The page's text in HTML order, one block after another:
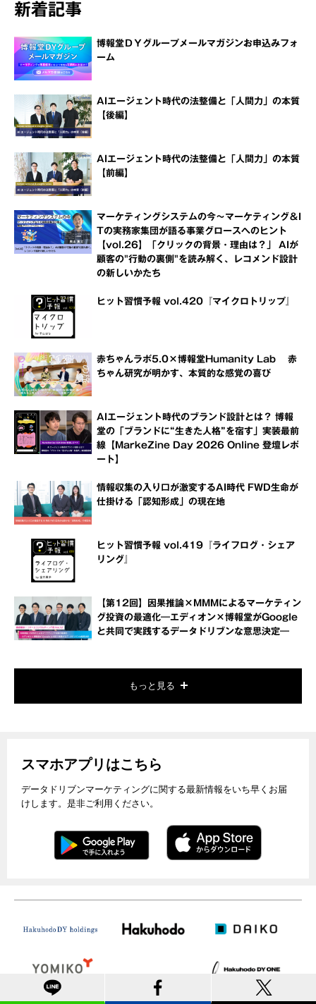
新着記事
博報堂ＤＹグループメールマガジンお申込みフォ
ーム
AIエージェント時代の法整備と「人間力」の本質
【後編】
AIエージェント時代の法整備と「人間力」の本質
【前編】
マーケティングシステムの今～マーケティング＆I
Tの実務家集団が語る事業グロースへのヒント
【vol.26】「クリックの背景・理由は？」 AIが
顧客の"行動の裏側"を読み解く、レコメンド設計
の新しいかたち
ヒット習慣予報 vol.420『マイクロトリップ』
赤ちゃんラボ5.0×博報堂Humanity Lab 赤
ちゃん研究が明かす、本質的な感覚の喜び
AIエージェント時代のブランド設計とは？ 博報
堂の「ブランドに“生きた人格”を宿す」実装最前
線【MarkeZine Day 2026 Online 登壇レポ
ート】
情報収集の入り口が激変するAI時代 FWD生命が
仕掛ける「認知形成」の現在地
ヒット習慣予報 vol.419『ライフログ・シェア
リング』
【第12回】因果推論×MMMによるマーケティン
グ投資の最適化―エディオン×博報堂がGoogle
と共同で実践するデータドリブンな意思決定―
もっと見る
スマホアプリはこちら
データドリブンマーケティングに関する最新情報をいち早くお届
けします。是非ご利用ください。